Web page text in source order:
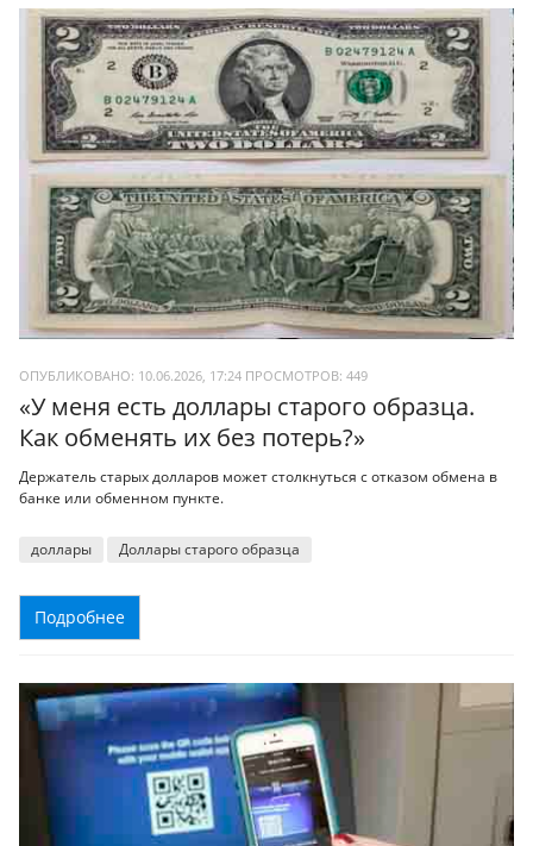
ОПУБЛИКОВАНО: 10.06.2026, 17:24 ПРОСМОТРОВ: 449
«У меня есть доллары старого образца.
Как обменять их без потерь?»
Держатель старых долларов может столкнуться с отказом обмена в
банке или обменном пункте.
доллары Доллары старого образца
Подробнее